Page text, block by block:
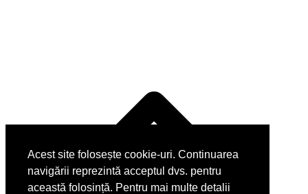
Acest site folosește cookie-uri. Continuarea
navigării reprezintă acceptul dvs. pentru
această folosință. Pentru mai multe detalii